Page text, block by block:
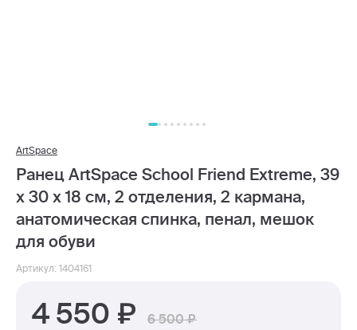
ArtSpace
Ранец ArtSpace School Friend Extreme, 39
х 30 х 18 см, 2 отделения, 2 кармана,
анатомическая спинка, пенал, мешок
для обуви
Артикул: 1404161
4 550 6 500